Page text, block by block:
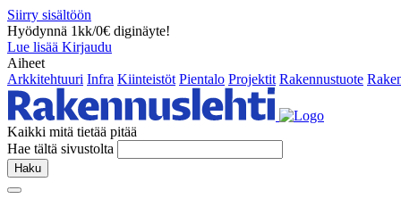
Siirry sisältöön
Hyödynnä 1kk/0€ diginäyte!
Lue lisää Kirjaudu
Aiheet
Arkkitehtuuri Infra Kiinteistöt Pientalo Projektit Rakennustuote
Kaikki mitä tietää pitää
Hae tältä sivustolta
Haku